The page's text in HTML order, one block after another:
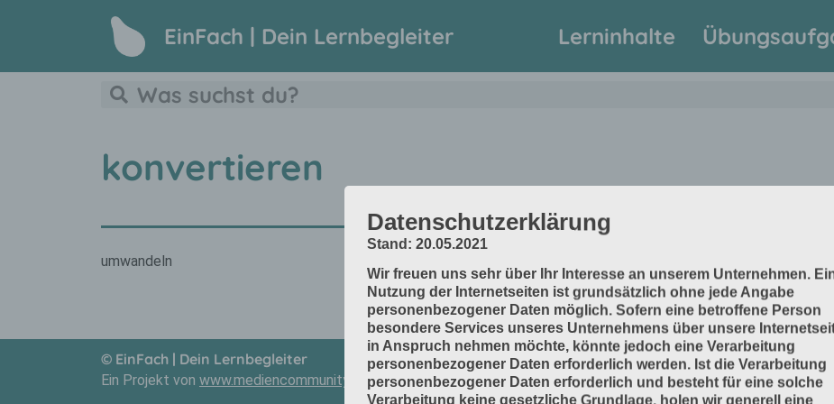
EinFach | Dein Lernbegleiter Lerninhalte
konvertieren
umwandeln
© EinFach | Dein Lernbegleiter
Ein Projekt von www.mediencommunity.de undwww.inprod2.de
Datenschutzerklärung
Stand: 20.05.2021
Wir freuen uns sehr über Ihr Interesse an unserem Unternehmen.
Nutzung der Internetseiten ist grundsätzlich ohne jede Angabe
personenbezogener Daten möglich. Sofern eine betroffene Person
besondere Services unseres Unternehmens über unsere
in Anspruch nehmen möchte, könnte jedoch eine Verarbeitung
personenbezogener Daten erforderlich werden. Ist die Verarbeitung
personenbezogener Daten erforderlich und besteht für eine solche
Verarbeitung keine gesetzliche Grundlage, holen wir generell eine